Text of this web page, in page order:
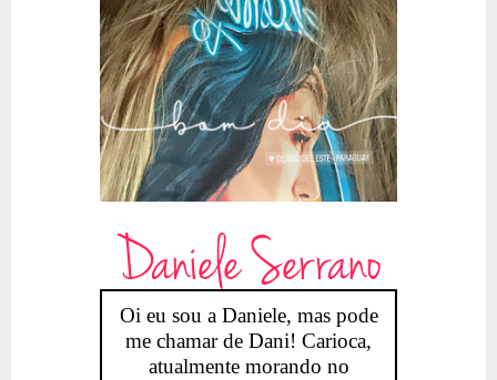
Daniele Serrano
Oi eu sou a Daniele, mas pode
me chamar de Dani! Carioca,
atualmente morando no